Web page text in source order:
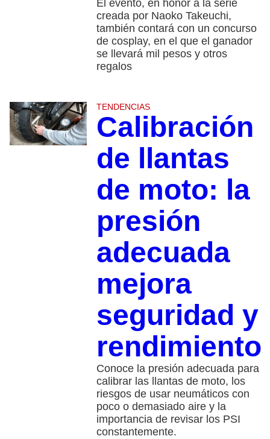
El evento, en honor a la serie
creada por Naoko Takeuchi,
también contará con un concurso
de cosplay, en el que el ganador
se llevará mil pesos y otros
regalos
TENDENCIAS
Calibración
de llantas
de moto: la
presión
adecuada
mejora
seguridad y
rendimiento
Conoce la presión adecuada para
calibrar las llantas de moto, los
riesgos de usar neumáticos con
poco o demasiado aire y la
importancia de revisar los PSI
constantemente.